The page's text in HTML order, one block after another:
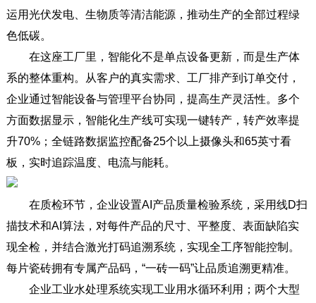
运用光伏发电、生物质等清洁能源，推动生产的全部过程绿
色低碳。
在这座工厂里，智能化不是单点设备更新，而是生产体
系的整体重构。从客户的真实需求、工厂排产到订单交付，
企业通过智能设备与管理平台协同，提高生产灵活性。多个
方面数据显示，智能化生产线可实现一键转产，转产效率提
升70%；全链路数据监控配备25个以上摄像头和65英寸看
板，实时追踪温度、电流与能耗。
在质检环节，企业设置AI产品质量检验系统，采用线D扫
描技术和AI算法，对每件产品的尺寸、平整度、表面缺陷实
现全检，并结合激光打码追溯系统，实现全工序智能控制。
每片瓷砖拥有专属产品码，“一砖一码”让品质追溯更精准。
企业工业水处理系统实现工业用水循环利用；两个大型